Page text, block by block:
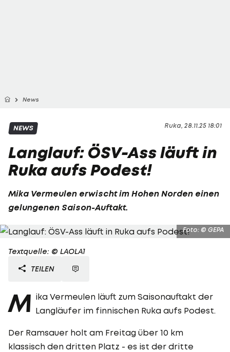
News
Ruka, 28.11.25 18:01
NEWS
Langlauf: ÖSV-Ass läuft in
Ruka aufs Podest!
Mika Vermeulen erwischt im Hohen Norden einen
gelungenen Saison-Auftakt.
Foto: © GEPA
Textquelle: © LAOLA1
TEILEN
M ika Vermeulen läuft zum Saisonauftakt der
Langläufer im finnischen Ruka aufs Podest.
Der Ramsauer holt am Freitag über 10 km
klassisch den dritten Platz - es ist der dritte